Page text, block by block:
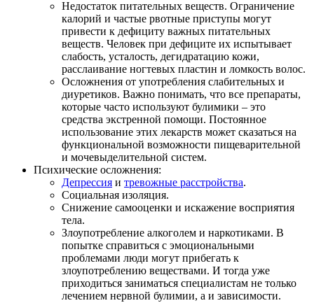
Недостаток питательных веществ. Ограничение
калорий и частые рвотные приступы могут
привести к дефициту важных питательных
веществ. Человек при дефиците их испытывает
слабость, усталость, дегидратацию кожи,
расслаивание ногтевых пластин и ломкость волос.
Осложнения от употребления слабительных и
диуретиков. Важно понимать, что все препараты,
которые часто используют булимики – это
средства экстренной помощи. Постоянное
использование этих лекарств может сказаться на
функциональной возможности пищеварительной
и мочевыделительной систем.
Психические осложнения:
Депрессия и тревожные расстройства.
Социальная изоляция.
Снижение самооценки и искажение восприятия
тела.
Злоупотребление алкоголем и наркотиками. В
попытке справиться с эмоциональными
проблемами люди могут прибегать к
злоупотреблению веществами. И тогда уже
приходиться заниматься специалистам не только
лечением нервной булимии, а и зависимости.